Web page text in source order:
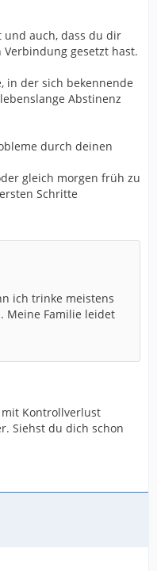
und auch, dass du dir
gesetzt hast.
in der sich bekennende
Abstinenz
durch deinen
gleich morgen früh zu
Schritte
ich trinke meistens
Meine Familie leidet
Kontrollverlust
Siehst du dich schon